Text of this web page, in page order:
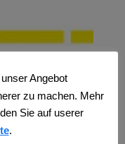
Angebot
zu machen. Mehr
Sie auf userer
.